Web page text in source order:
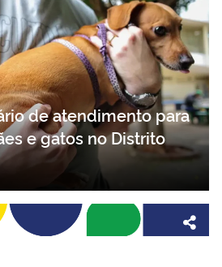
de atendimento para
e gatos no Distrito